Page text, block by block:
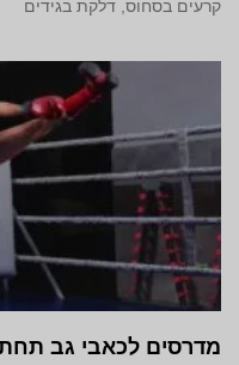
קרעים בסחוס, דלקת בגידים
מדרסים לכאבי גב